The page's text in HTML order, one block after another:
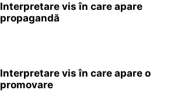
Interpretare vis în care apare
propagandă
Interpretare vis în care apare o
promovare